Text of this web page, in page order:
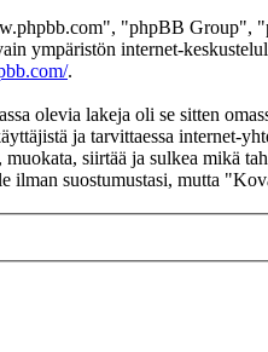
"phpBB Group",
ympäristön internet-
.
olevia lakeja oli se sitten
ja tarvittaessa internet-
siirtää ja sulkea mikä
ilman suostumustasi, mutta